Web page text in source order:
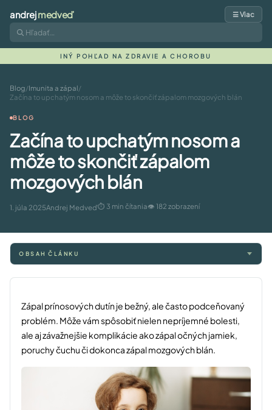
andrejmedveď ☰ Viac
INÝ POHĽAD NA ZDRAVIE A CHOROBU
Blog/Imunita a zápal/
Začína to upchatým nosom a môže to skončiť zápalom mozgových blán
BLOG
Začína to upchatým nosom a
môže to skončiť zápalom
mozgových blán
1. júla 2025Andrej Medveď⏱ 3 min čítania👁 182 zobrazení
OBSAH ČLÁNKU
Zápal prínosových dutín je bežný, ale často podceňovaný
problém. Môže vám spôsobiť nielen nepríjemné bolesti,
ale aj závažnejšie komplikácie ako zápal očných jamiek,
poruchy čuchu či dokonca zápal mozgových blán.